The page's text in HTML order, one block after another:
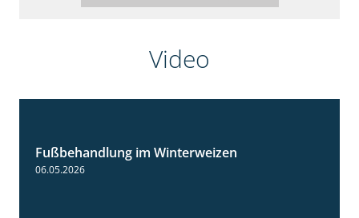
Video
Fußbehandlung im Winterweizen
06.05.2026